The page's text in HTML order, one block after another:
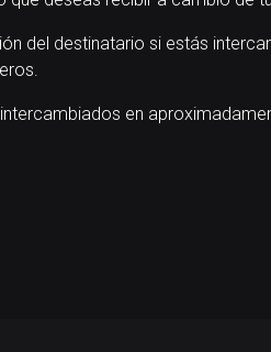
del destinatario si estás
en